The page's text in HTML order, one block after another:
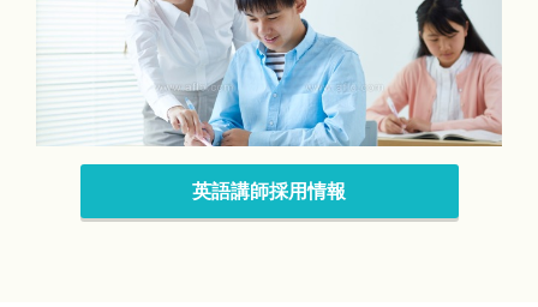
英語講師採用情報